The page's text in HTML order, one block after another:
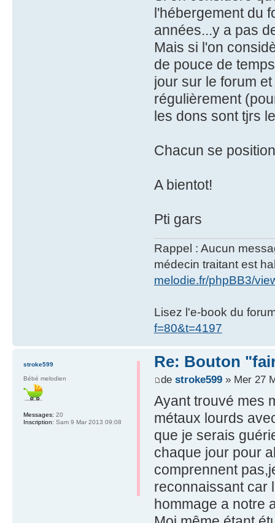
l'hébergement du
années...y a pas
Mais si l'on
de pouce de
jour sur le forum
régulièrement
les dons sont tjrs
Chacun se
A bientot!
Pti gars
Rappel : Aucun
médecin traitant est
melodie.fr/phpBB3/
Lisez l'e-book du
f=80&t=4197
Re: Bouton
de stroke599» Mer 27
Ayant trouvé mes
métaux lourds
que je serais
chaque jour pour
comprennent
reconnaissant car
hommage a notre
stroke599
Bébé melodien
Messages: 20
Inscription: Sam 9 Mar 2013 09:08